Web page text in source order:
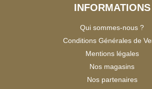
INFORMATIONS
Qui sommes-nous ?
Conditions Générales de
Mentions légales
Nos magasins
Nos partenaires